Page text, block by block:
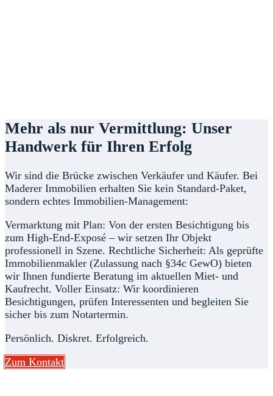
Mehr als nur Vermittlung: Unser
Handwerk für Ihren Erfolg
Wir sind die Brücke zwischen Verkäufer und Käufer. Bei
Maderer Immobilien erhalten Sie kein Standard-Paket,
sondern echtes Immobilien-Management:
Vermarktung mit Plan: Von der ersten Besichtigung bis
zum High-End-Exposé – wir setzen Ihr Objekt
professionell in Szene. Rechtliche Sicherheit: Als geprüfte
Immobilienmakler (Zulassung nach §34c GewO) bieten
wir Ihnen fundierte Beratung im aktuellen Miet- und
Kaufrecht. Voller Einsatz: Wir koordinieren
Besichtigungen, prüfen Interessenten und begleiten Sie
sicher bis zum Notartermin.
Persönlich. Diskret. Erfolgreich.
Zum Kontakt